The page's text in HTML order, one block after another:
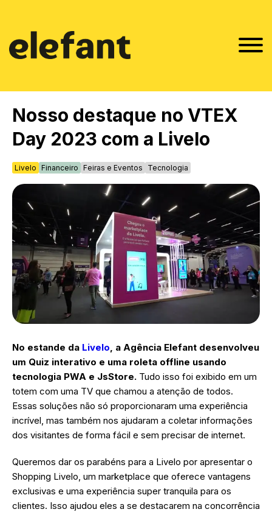
Nosso destaque no VTEX
Day 2023 com a Livelo
Livelo Financeiro Feiras e Eventos Tecnologia
No estande da Livelo , a Agência Elefant desenvolveu
um Quiz interativo e uma roleta offline usando
tecnologia PWA e JsStore. Tudo isso foi exibido em um
totem com uma TV que chamou a atenção de todos.
Essas soluções não só proporcionaram uma experiência
incrível, mas também nos ajudaram a coletar informações
dos visitantes de forma fácil e sem precisar de internet.
Queremos dar os parabéns para a Livelo por apresentar o
Shopping Livelo, um marketplace que oferece vantagens
exclusivas e uma experiência super tranquila para os
clientes. Isso ajudou eles a se destacarem na concorrência